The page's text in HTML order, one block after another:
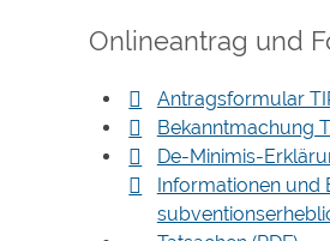
Onlineantrag und
Antragsformular
Bekanntmachung
De-Minimis-
Informationen und